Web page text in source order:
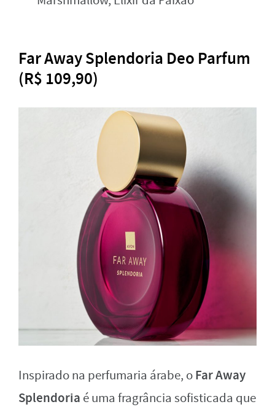
Far Away Splendoria Deo Parfum
(R$ 109,90)
Inspirado na perfumaria árabe, oFar Away
Splendoria é uma fragrância sofisticada que